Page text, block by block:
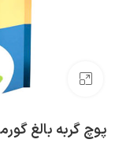
بزرگنمایی تصویر